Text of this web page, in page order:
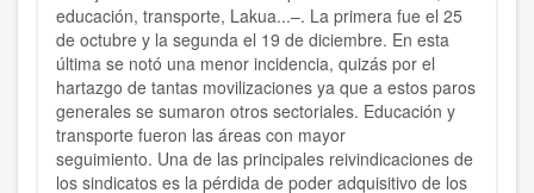
educación, transporte, Lakua...–. La primera fue el 25
de octubre y la segunda el 19 de diciembre. En esta
última se notó una menor incidencia, quizás por el
hartazgo de tantas movilizaciones ya que a estos paros
generales se sumaron otros sectoriales. Educación y
transporte fueron las áreas con mayor
seguimiento. Una de las principales reivindicaciones de
los sindicatos es la pérdida de poder adquisitivo de los